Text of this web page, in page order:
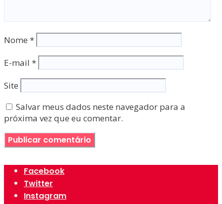
Nome *
E-mail *
Site
Salvar meus dados neste navegador para a
próxima vez que eu comentar.
Facebook
Twitter
Instagram